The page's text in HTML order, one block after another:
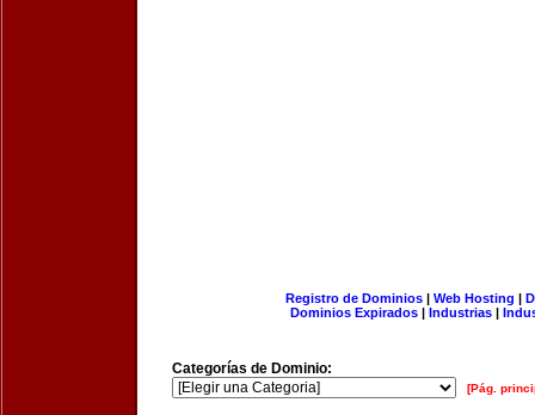
Registro de Dominios| Web Hosting |
Dominios Expirados | Industrias |
Categorías de Dominio:
[Pág.